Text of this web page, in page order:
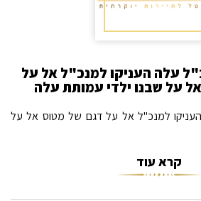
עלה העניקו למנכ"ל אל על
על שבנו ילדי עמותת עלה
העניקו למנכ"ל אל על דגם של מטוס אל על
עלה.
קרא עוד